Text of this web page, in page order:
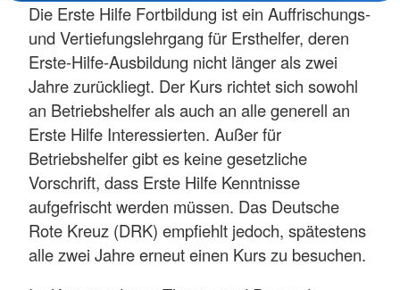
Die Erste Hilfe Fortbildung ist ein Auffrischungs-
und Vertiefungslehrgang für Ersthelfer, deren
Erste-Hilfe-Ausbildung nicht länger als zwei
Jahre zurückliegt. Der Kurs richtet sich sowohl
an Betriebshelfer als auch an alle generell an
Erste Hilfe Interessierten. Außer für
Betriebshelfer gibt es keine gesetzliche
Vorschrift, dass Erste Hilfe Kenntnisse
aufgefrischt werden müssen. Das Deutsche
Rote Kreuz (DRK) empfiehlt jedoch, spätestens
alle zwei Jahre erneut einen Kurs zu besuchen.